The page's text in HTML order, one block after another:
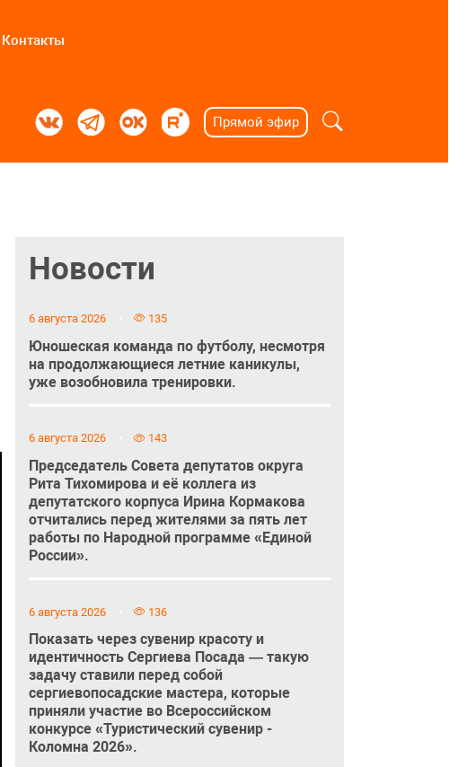
Контакты
Прямой эфир
Новости
6 августа 2026 135
Юношеская команда по футболу, несмотря
на продолжающиеся летние каникулы,
уже возобновила тренировки.
6 августа 2026 143
Председатель Совета депутатов округа
Рита Тихомирова и её коллега из
депутатского корпуса Ирина Кормакова
отчитались перед жителями за пять лет
работы по Народной программе «Единой
России».
6 августа 2026 136
Показать через сувенир красоту и
идентичность Сергиева Посада — такую
задачу ставили перед собой
сергиевопосадские мастера, которые
приняли участие во Всероссийском
конкурсе «Туристический сувенир -
Коломна 2026».